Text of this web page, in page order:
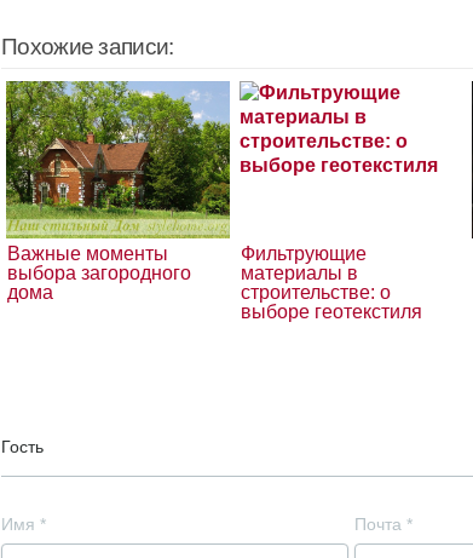
Похожие записи:
Важные моменты
выбора загородного
дома
Фильтрующие
материалы в
строительстве: о
выборе геотекстиля
Гость
Имя * Почта *